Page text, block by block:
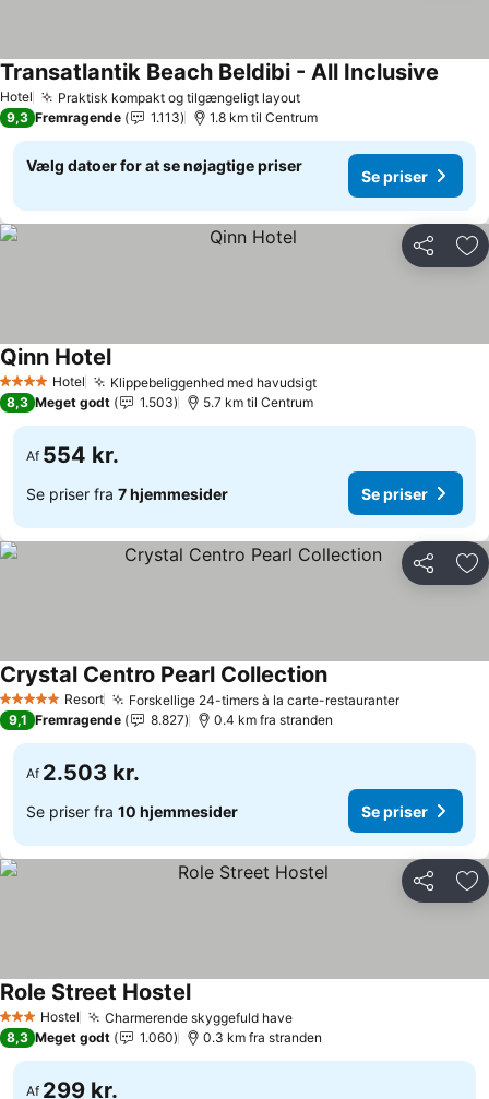
Hotel Praktisk kompakt og tilgængeligt layout
Transatlantik Beach Beldibi - All Inclusive
9,3 Fremragende 1.113 1.8 km til Centrum
Vælg datoer for at se nøjagtige priser
Se priser
Del
4 StjernerHotel Klippebeliggenhed med havudsigt
Qinn Hotel
8,3 Meget godt 1.503 5.7 km til Centrum
Af 554 kr.
Se priser fra 7 hjemmesider Se priser
Del
5 Stjerner Resort Forskellige 24-timers à la carte-restauranter
Crystal Centro Pearl Collection
9,1 Fremragende 8.827 0.4 km fra stranden
Af 2.503 kr.
Se priser fra 10 hjemmesider Se priser
Del
3 StjernerHostel Charmerende skyggefuld have
Role Street Hostel
8,3 Meget godt 1.060 0.3 km fra stranden
Af 299 kr.